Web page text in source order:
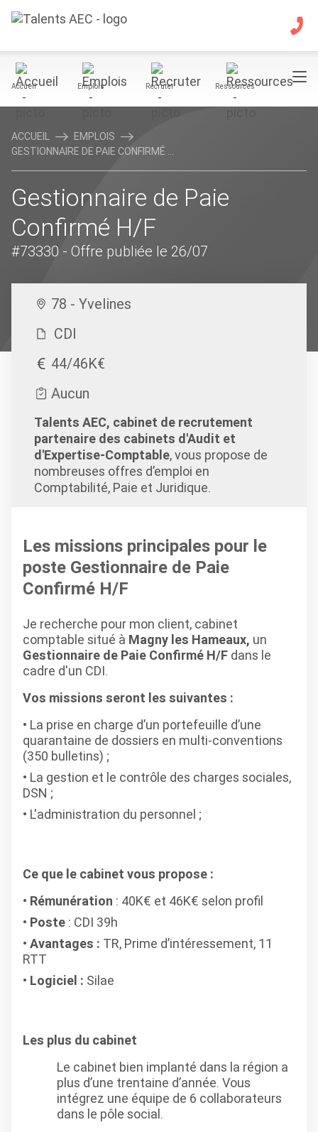
Accueil Emplois Recruter Ressources
ACCUEIL
EMPLOIS
GESTIONNAIRE DE PAIE CONFIRMÉ ...
Gestionnaire de Paie
Confirmé H/F
#73330 - Offre publiée le 26/07
78 - Yvelines
CDI
44/46K€
Aucun
Talents AEC, cabinet de recrutement
partenaire des cabinets d'Audit et
d'Expertise-Comptable, vous propose de
nombreuses offres d’emploi en
Comptabilité, Paie et Juridique.
Les missions principales pour le
poste Gestionnaire de Paie
Confirmé H/F
Je recherche pour mon client, cabinet
comptable situé à Magny les Hameaux, un
Gestionnaire de Paie Confirmé H/F dans le
cadre d'un CDI.
Vos missions seront les suivantes :
La prise en charge d’un portefeuille d’une
quarantaine de dossiers en multi-conventions
(350 bulletins) ;
La gestion et le contrôle des charges sociales,
DSN ;
L'administration du personnel ;
Ce que le cabinet vous propose :
Rémunération : 40K€ et 46K€ selon profil
Poste : CDI 39h
Avantages : TR, Prime d’intéressement, 11
RTT
Logiciel : Silae
Les plus du cabinet
Le cabinet bien implanté dans la région a
plus d’une trentaine d’année. Vous
intégrez une équipe de 6 collaborateurs
dans le pôle social.